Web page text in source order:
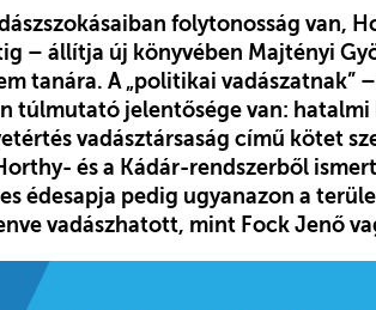
folytonosság van,
– állítja új könyvében Majtényi
tanára. A „politikai vadászatnak”
túlmutató jelentősége van:
vadásztársaság című kötet
és a Kádár-rendszerből
édesapja pedig ugyanazon a
vadászhatott, mint Fock Jenő